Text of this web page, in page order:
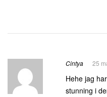
Cintya 25
Hehe jag
stunning i